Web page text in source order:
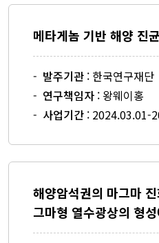
메타게놈 기반 해양 진
- 발주기관 : 한국연구재단
- 연구책임자 : 왕웨이홍
- 사업기간 : 2024.03.01-
해양암석권의 마그마
그마형 열수광상의 형
자료실